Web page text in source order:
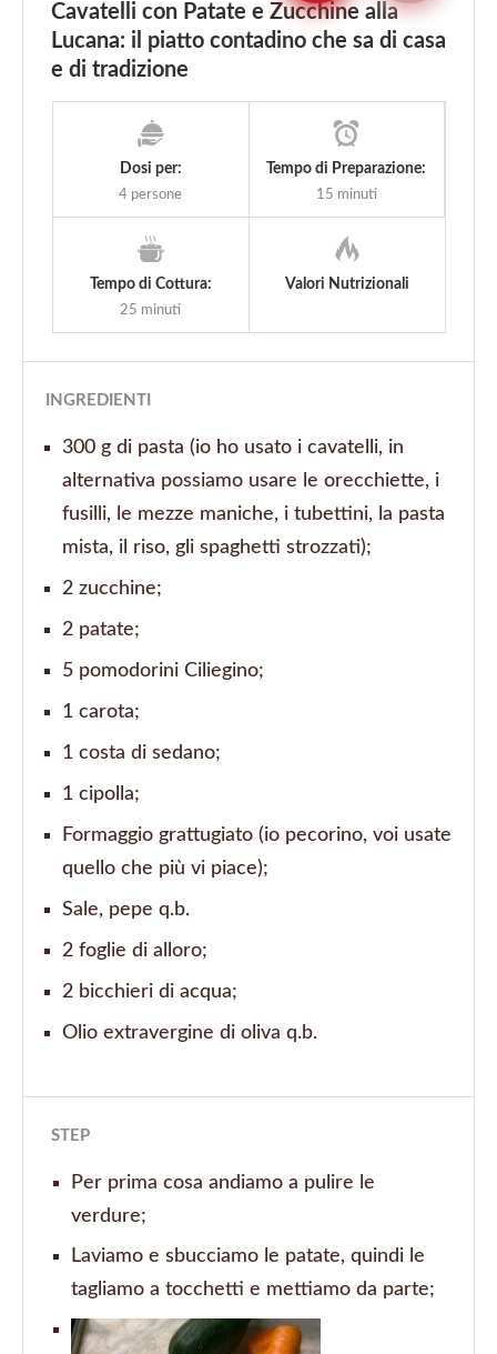
Cavatelli con Patate e Zucchine alla
Lucana: il piatto contadino che sa di casa
e di tradizione
Dosi per:
4 persone
Tempo di Preparazione:
15 minuti
Tempo di Cottura:
25 minuti
Valori Nutrizionali
INGREDIENTI
300 g di pasta (io ho usato i cavatelli, in
alternativa possiamo usare le orecchiette, i
fusilli, le mezze maniche, i tubettini, la pasta
mista, il riso, gli spaghetti strozzati);
2 zucchine;
2 patate;
5 pomodorini Ciliegino;
1 carota;
1 costa di sedano;
1 cipolla;
Formaggio grattugiato (io pecorino, voi usate
quello che più vi piace);
Sale, pepe q.b.
2 foglie di alloro;
2 bicchieri di acqua;
Olio extravergine di oliva q.b.
STEP
Per prima cosa andiamo a pulire le
verdure;
Laviamo e sbucciamo le patate, quindi le
tagliamo a tocchetti e mettiamo da parte;